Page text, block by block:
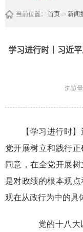
当前位置： 首页 -> 新闻
学习进行时丨习近
浏览量
【学习进行时
党开展树立和践行
同意，在全党开展
是对政绩的根本观
观在从政行为中的具
党的十八大